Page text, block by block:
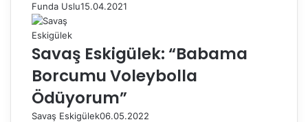
Funda Uslu15.04.2021
Savaş Eskigülek: “Babama
Borcumu Voleybolla
Ödüyorum”
Savaş Eskigülek06.05.2022